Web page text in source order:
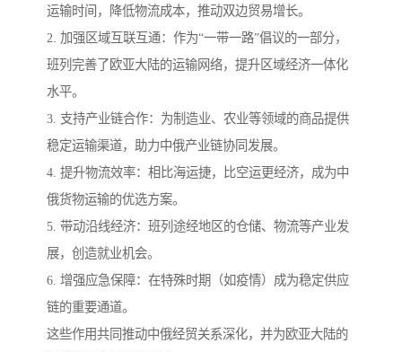
运输时间，降低物流成本，推动双边贸易增长。
2. 加强区域互联互通：作为“一带一路”倡议的一部分，
班列完善了欧亚大陆的运输网络，提升区域经济一体化
水平。
3. 支持产业链合作：为制造业、农业等领域的商品提供
稳定运输渠道，助力中俄产业链协同发展。
4. 提升物流效率：相比海运捷，比空运更经济，成为中
俄货物运输的优选方案。
5. 带动沿线经济：班列途经地区的仓储、物流等产业发
展，创造就业机会。
6. 增强应急保障：在特殊时期（如疫情）成为稳定供应
链的重要通道。
这些作用共同推动中俄经贸关系深化，并为欧亚大陆的